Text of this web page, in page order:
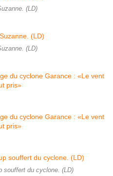
(LD)
(LD)
souffert du cyclone. (LD)